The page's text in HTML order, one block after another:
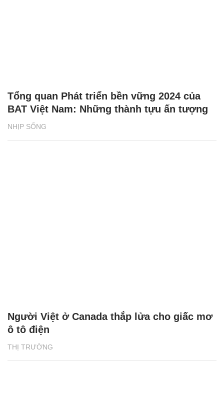
NHỊP SỐNG
Tổng quan Phát triển bền vững 2024 của
BAT Việt Nam: Những thành tựu ấn tượng
THỊ TRƯỜNG
Người Việt ở Canada thắp lửa cho giấc mơ
ô tô điện